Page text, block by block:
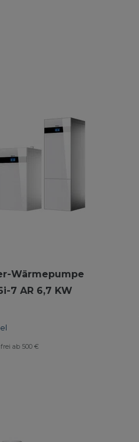
Wärmepumpe
7 AR 6,7 KW
ab 500 €